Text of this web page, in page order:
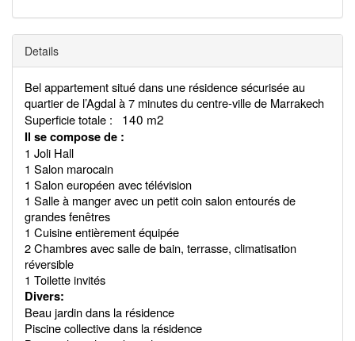
Details
Bel appartement situé dans une résidence sécurisée au
quartier de l’Agdal à 7 minutes du centre-ville de Marrakech
Superficie totale :
140 m2
Il se compose de :
1 Joli Hall
1 Salon marocain
1 Salon européen avec télévision
1 Salle à manger avec un petit coin salon entourés de
grandes fenêtres
1 Cuisine entièrement équipée
2 Chambres avec salle de bain, terrasse, climatisation
réversible
1 Toilette invités
Divers:
Beau jardin dans la résidence
Piscine collective dans la résidence